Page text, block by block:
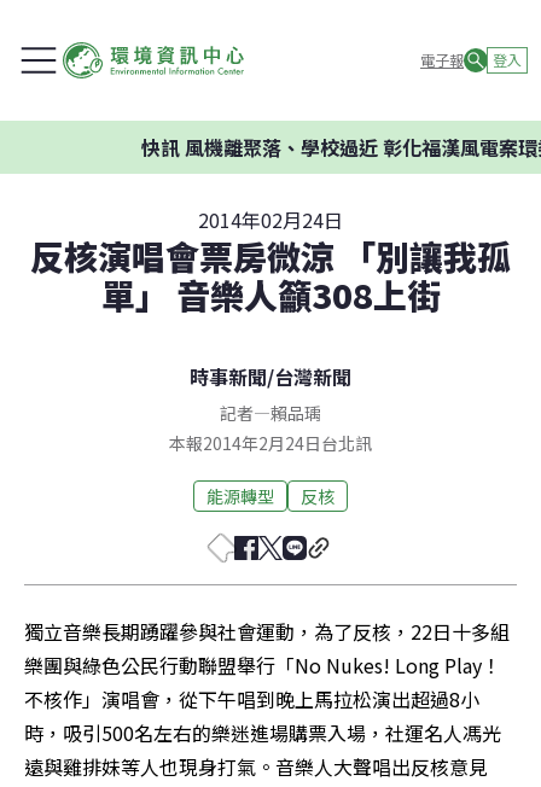
電子報 登入
風機離聚落、學校過近 彰化福漢風電案環委建
2014年02月24日
反核演唱會票房微涼 「別讓我孤
單」 音樂人籲308上街
時事新聞/台灣新聞
記者—賴品瑀
本報2014年2月24日台北訊
能源轉型 反核
獨立音樂長期踴躍參與社會運動，為了反核，22日十多組
樂團與綠色公民行動聯盟舉行「No Nukes! Long Play！
不核作」演唱會，從下午唱到晚上馬拉松演出超過8小
時，吸引500名左右的樂迷進場購票入場，社運名人馮光
遠與雞排妹等人也現身打氣。音樂人大聲唱出反核意見